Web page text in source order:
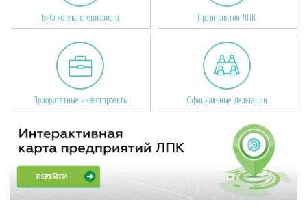
Библиотека специалиста Предприятия ЛПК
Приоритетные инвестпроекты Официальные делегации